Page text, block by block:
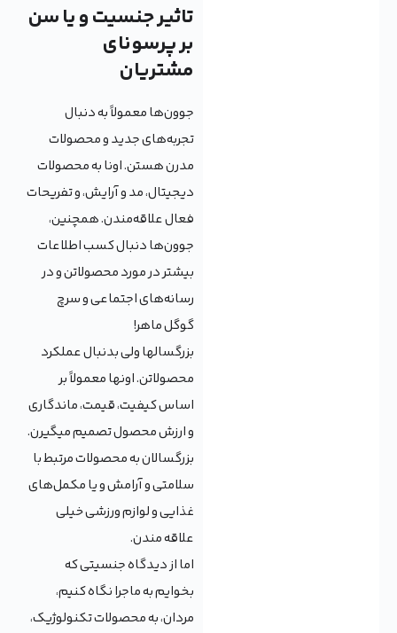
تاثیر جنسیت و یا سن
بر پرسونای
مشتریان
جوون‌ها معمولاً به دنبال
تجربه‌های جدید و محصولات
مدرن هستن. اونا به محصولات
دیجیتال، مد و آرایش، و تفریحات
فعال علاقه‌مندن. همچنین،
جوون‌ها دنبال کسب اطلاعات
بیشتر در مورد محصولاتن و در
رسانه‌های اجتماعی و سرچ
گوگل ماهر!
بزرگسالها ولی بدنبال عملکرد
محصولاتن. اونها معمولاً بر
اساس کیفیت، قیمت، ماندگاری
و ارزش محصول تصمیم میگیرن.
بزرگسالان به محصولات مرتبط با
سلامتی و آرامش و یا مکمل‌های
غذایی و لوازم ورزشی خیلی
علاقه مندن.
اما از دیدگاه جنسیتی که
بخوایم به ماجرا نگاه کنیم،
مردان، به محصولات تکنولوژیک،